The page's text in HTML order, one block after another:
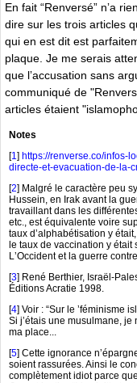
En fait “Renversé” nʼa
dire sur les trois articles
qui en est dit est
plaque. Je me serais
que lʼaccusation sans
communiqué de
articles étaient
Notes
[1] https://renverse.co/infos-
directe-et-evacuation-de-la-
[2] Malgré le caractère peu
Hussein, en Irak avant la
travaillant dans les
etc., est équivalente voire
taux dʼalphabétisation y
le taux de vaccination y était
LʼOccident et la guerre
[3] René Berthier, Israël-
Éditions Acratie 1998.
[4] Voir : “Sur le ʼféminisme
Si jʼétais une musulmane,
ma place...
[5] Cette ignorance
soient rassurées. Ainsi le
complètement idiot parce